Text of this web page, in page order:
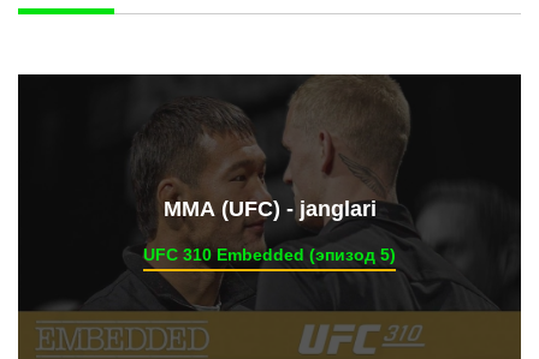
ММА (UFC) - janglari
UFC 310 Embedded (эпизод 5)